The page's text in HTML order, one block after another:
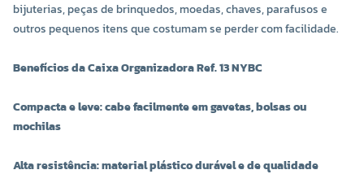
bijuterias, peças de brinquedos, moedas, chaves, parafusos e
outros pequenos itens que costumam se perder com facilidade.
Benefícios da Caixa Organizadora Ref. 13 NYBC
Compacta e leve: cabe facilmente em gavetas, bolsas ou
mochilas
Alta resistência: material plástico durável e de qualidade